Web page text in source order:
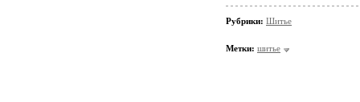
Рубрики: Шитье
Метки: шитье